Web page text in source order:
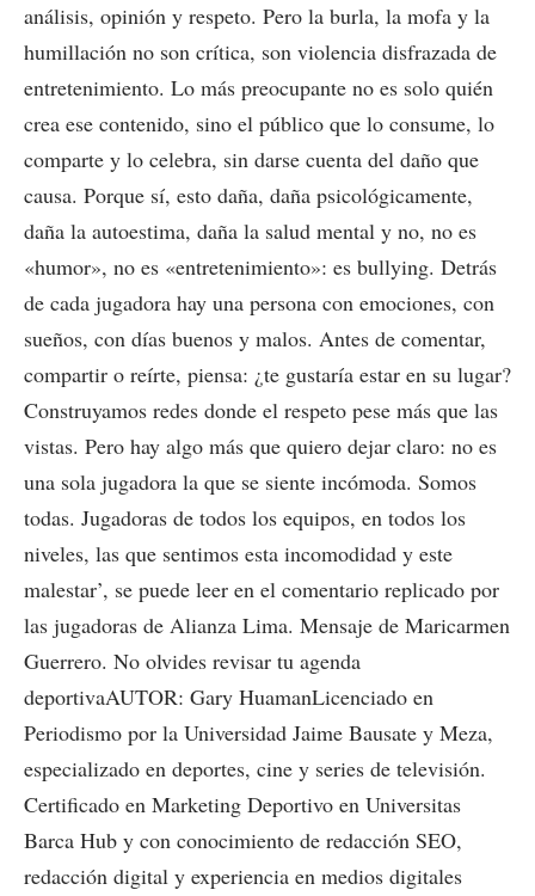
análisis, opinión y respeto. Pero la burla, la mofa y la
humillación no son crítica, son violencia disfrazada de
entretenimiento. Lo más preocupante no es solo quién
crea ese contenido, sino el público que lo consume, lo
comparte y lo celebra, sin darse cuenta del daño que
causa. Porque sí, esto daña, daña psicológicamente,
daña la autoestima, daña la salud mental y no, no es
«humor», no es «entretenimiento»: es bullying. Detrás
de cada jugadora hay una persona con emociones, con
sueños, con días buenos y malos. Antes de comentar,
compartir o reírte, piensa: ¿te gustaría estar en su lugar?
Construyamos redes donde el respeto pese más que las
vistas. Pero hay algo más que quiero dejar claro: no es
una sola jugadora la que se siente incómoda. Somos
todas. Jugadoras de todos los equipos, en todos los
niveles, las que sentimos esta incomodidad y este
malestar’, se puede leer en el comentario replicado por
las jugadoras de Alianza Lima. Mensaje de Maricarmen
Guerrero. No olvides revisar tu agenda
deportivaAUTOR: Gary HuamanLicenciado en
Periodismo por la Universidad Jaime Bausate y Meza,
especializado en deportes, cine y series de televisión.
Certificado en Marketing Deportivo en Universitas
Barca Hub y con conocimiento de redacción SEO,
redacción digital y experiencia en medios digitales